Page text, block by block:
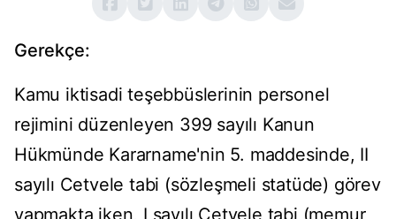
Gerekçe:
Kamu iktisadi teşebbüslerinin personel
rejimini düzenleyen 399 sayılı Kanun
Hükmünde Kararname'nin 5. maddesinde, II
sayılı Cetvele tabi (sözleşmeli statüde) görev